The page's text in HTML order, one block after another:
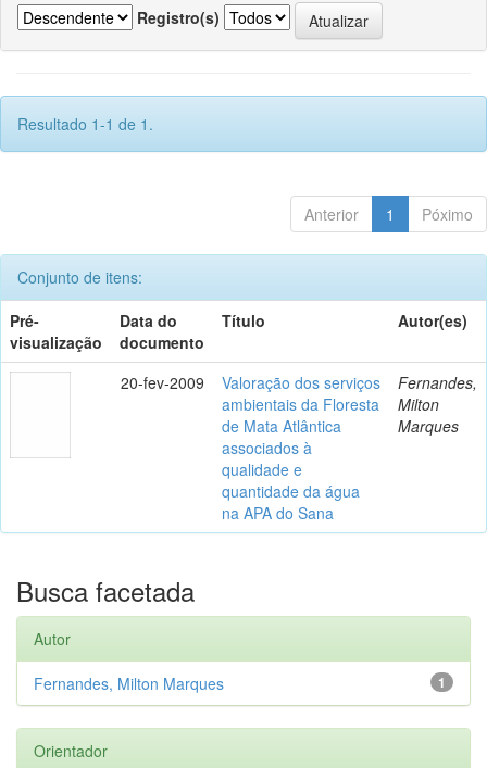
Registro(s)
Resultado 1-1 de 1.
Anterior 1 Póximo
Conjunto de itens:
Pré-
visualização
Data do
documento
Título Autor(es)
20-fev-2009
Valoração dos serviços
ambientais da Floresta
de Mata Atlântica
associados à
qualidade e
quantidade da água
na APA do Sana
Fernandes,
Milton
Marques
Busca facetada
Autor
1
Fernandes, Milton Marques
Orientador